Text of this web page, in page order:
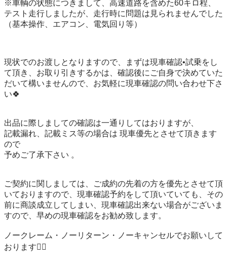
※車輌の状態につきまして、高速道路を含めた60キロ程、
テスト走行しましたが、走行時に問題は見られませんでした
（基本操作、エアコン、電気回り等）
現状でのお渡しとなりますので、まずは現車確認•試乗をし
て頂き、お取り引きするかは、確認後にご自身で決めていた
だいて構いませんので、お気軽に現車確認の問い合わせ下さ
い🍀
出品に際しましての確認は一通りしてはおりますが、
記載漏れ、記載ミス等の場合は 現車優先とさせて頂きます
ので
予めご了承下さい 。
ご契約に関しましては、ご成約の先着の方を優先とさせて頂
いておりますので、現車確認予約をして頂いていても、その
前に商談成立してしまい、現車確認出来ない場合がございま
すので、早めの現車確認をお勧め致します。
ノークレーム・ノーリターン・ノーキャンセルでお願いして
おります🙇‍♂️